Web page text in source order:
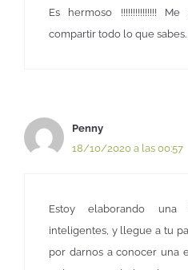
Es hermoso !!!!!!!!!!!!!!!
compartir todo lo que
Penny
18/10/2020 a las 00:57
Estoy elaborando una
inteligentes, y llegue a tu
por darnos a conocer una